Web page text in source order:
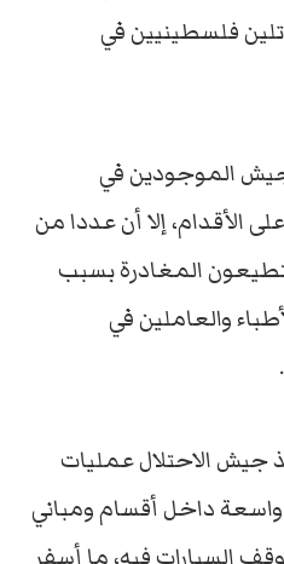
فلسطينيين في
الموجودين في
الأقدام، إلا أن عددا من
المغادرة بسبب
والعاملين في
جيش الاحتلال عمليات
داخل أقسام ومباني